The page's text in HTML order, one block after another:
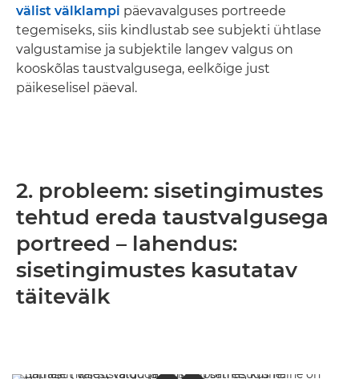
välist välklampi päevavalguses portreede
tegemiseks, siis kindlustab see subjekti ühtlase
valgustamise ja subjektile langev valgus on
kooskõlas taustvalgusega, eelkõige just
päikeselisel päeval.
2. probleem: sisetingimustes
tehtud ereda taustvalgusega
portreed – lahendus:
sisetingimustes kasutatav
täitevälk